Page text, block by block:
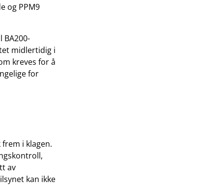
og PPM9
midlertidig i
kreves for å
for
i klagen.
av
kan ikke